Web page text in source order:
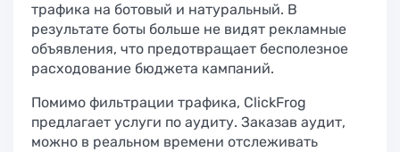
трафика на ботовый и натуральный. В
результате боты больше не видят рекламные
объявления, что предотвращает бесполезное
расходование бюджета кампаний.
Помимо фильтрации трафика, ClickFrog
предлагает услуги по аудиту. Заказав аудит,
можно в реальном времени отслеживать